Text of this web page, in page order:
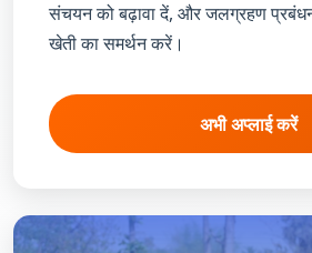
संचयन को बढ़ावा दें, और जलग्रहण
खेती का समर्थन करें।
अभी अप्लाई करें